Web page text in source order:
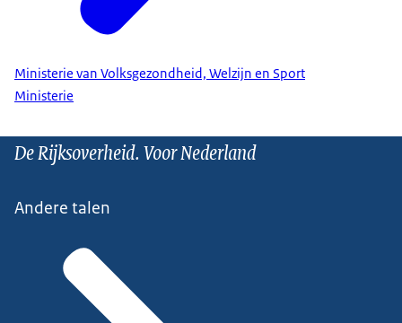
Ministerie van Volksgezondheid, Welzijn en Sport
Ministerie
De Rijksoverheid. Voor Nederland
Andere talen